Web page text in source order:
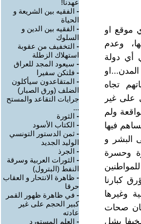
موقع او
وعدم
أي دولة
تجاه
على غير
ولم
فيها
البشر و
وحسرة
كبارنا
وغيرها
صحات
يشل
عهدنا!
- الفقيه بين الشريعة و
الحياة
- الفقيه بين الدين و
السلوك
- التخفيف من عقوبة
استهلاك الزطلة
- سيعود المجد للعراق
- فلتكن سفيرا
- المتقاعدون سيأكلون
الضلف (ورق الصبار)
جرايات التقاعد والمستح
...
- الثورة
- الكتاب الأسود
- ثمن الدستور التونسي
الوليد الجديد
- الجرذ
- الثورات العربية وسرقة
النفط (البترول)
- ظاهرة الانتحار و العقاب
حرقا
- في ظاهرة ظهور القمر
كبير الحجم على غير
عادته
- العلم المستورد